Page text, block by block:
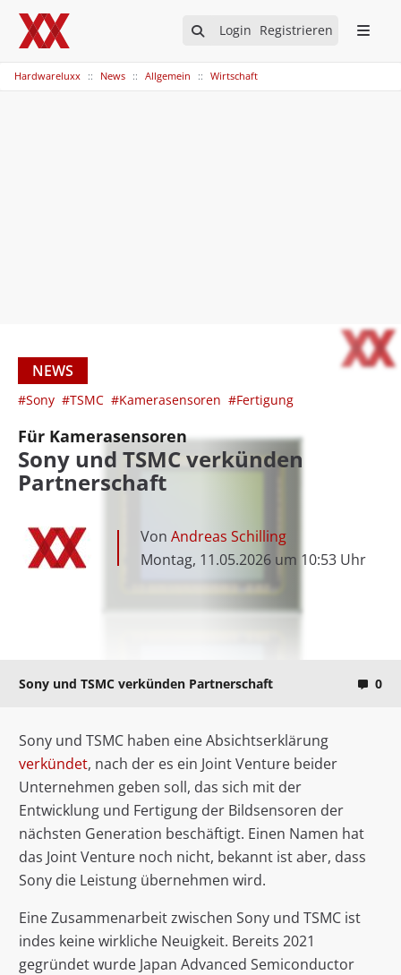
Login Registrieren
Hardwareluxx News Allgemein Wirtschaft
NEWS
#Sony #TSMC #Kamerasensoren #Fertigung
Für Kamerasensoren
Sony und TSMC verkünden
Partnerschaft
Von Andreas Schilling
Montag, 11.05.2026 um 10:53 Uhr
Sony und TSMC verkünden Partnerschaft 0
Sony und TSMC haben eine Absichtserklärung
verkündet, nach der es ein Joint Venture beider
Unternehmen geben soll, das sich mit der
Entwicklung und Fertigung der Bildsensoren der
nächsten Generation beschäftigt. Einen Namen hat
das Joint Venture noch nicht, bekannt ist aber, dass
Sony die Leistung übernehmen wird.
Eine Zusammenarbeit zwischen Sony und TSMC ist
indes keine wirkliche Neuigkeit. Bereits 2021
gegründet wurde Japan Advanced Semiconductor